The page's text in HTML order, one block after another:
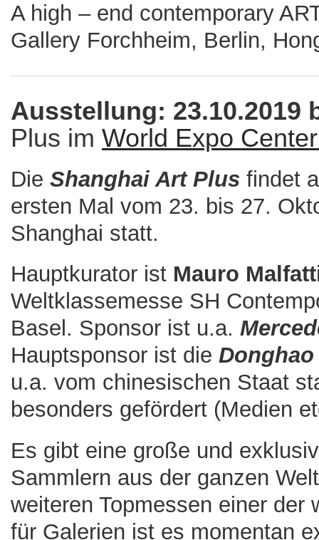
A high – end contemporary
Gallery Forchheim, Berlin,
Ausstellung: 23.10.2019
Plus im World Expo
Die Shanghai Art Plus findet
ersten Mal vom 23. bis 27.
Shanghai statt.
Hauptkurator ist Mauro
Weltklassemesse SH
Basel. Sponsor ist u.a.
Hauptsponsor ist die
u.a. vom chinesischen Staat
besonders gefördert (Medien
Es gibt eine große und
Sammlern aus der ganzen
weiteren Topmessen einer
für Galerien ist es momentan